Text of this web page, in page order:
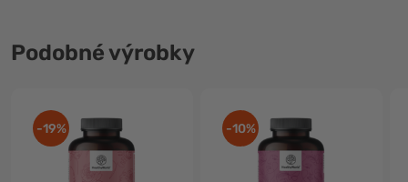
Podobné výrobky
-19% -10%